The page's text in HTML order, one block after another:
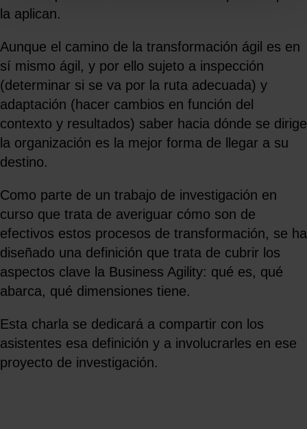
la aplican.
Aunque el camino de la transformación ágil es en
sí mismo ágil, y por ello sujeto a inspección
(determinar si se va por la ruta adecuada) y
adaptación (hacer cambios en función del
contexto y resultados) saber hacia dónde se dirige
la organización es la mejor forma de llegar a su
destino.
Como parte de un trabajo de investigación en
curso que trata de averiguar cómo son de
efectivos estos procesos de transformación, se ha
diseñado una definición que trata de cubrir los
aspectos clave la Business Agility: qué es, qué
abarca, qué dimensiones tiene.
Esta charla se dedicará a compartir con los
asistentes esa definición y a involucrarles en ese
proyecto de investigación.